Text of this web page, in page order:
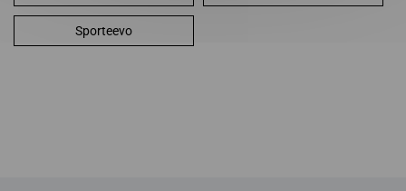
Sporteevo